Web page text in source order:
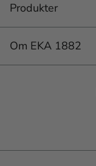
Produkter
Om EKA 1882